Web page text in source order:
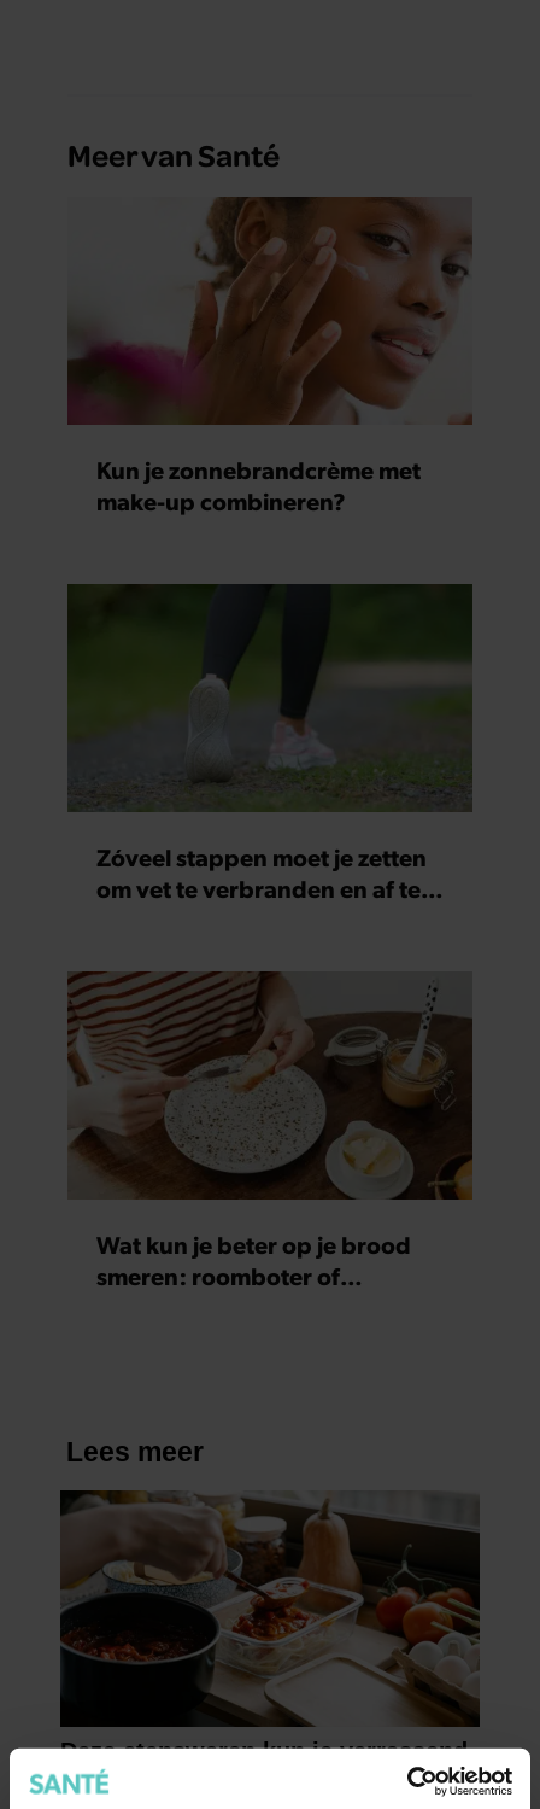
Meer van Santé
Kun je zonnebrandcrème met
make-up combineren?
Zóveel stappen moet je zetten
om vet te verbranden en af te
Wat kun je beter op je brood
smeren: roomboter of